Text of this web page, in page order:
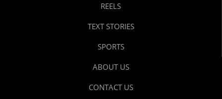
REELS
TEXT STORIES
SPORTS
ABOUT US
CONTACT US